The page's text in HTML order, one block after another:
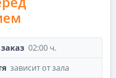
02:00 ч.
зависит от зала